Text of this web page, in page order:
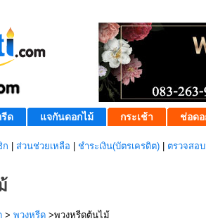
ด แจกันดอกไม้ กระเช้า ช่อดอ
ก ส่วนช่วยเหลือ ชำระเงิน(บัตรเครดิต) ตรวจสอ
> พวงหรีด >พวงหรีดต้นไม้